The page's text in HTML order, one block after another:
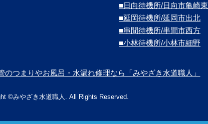
■日向待機所/日向市亀崎東
■延岡待機所/延岡市出北
■串間待機所/串間市西方
■小林待機所/小林市細野
つまりやお風呂・水漏れ修理なら「みやざき水道職人」
©みやざき水道職人. All Rights Reserved.